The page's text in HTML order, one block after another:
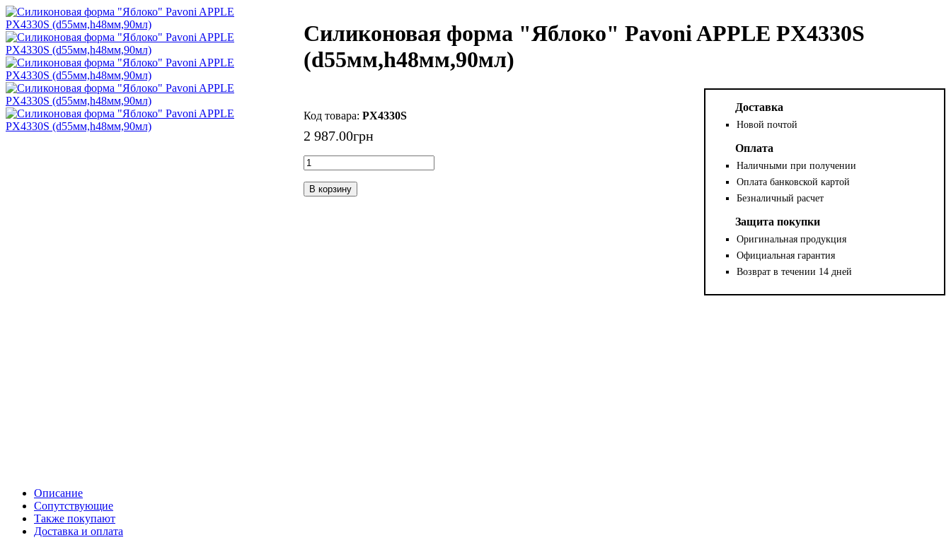
Силиконовая форма "Яблоко" Pavoni APPLE PX4330S
(d55мм,h48мм,90мл)
PX4330S
2 987.00грн
В корзину
Доставка
Новой почтой
Оплата
Наличными при получении
Оплата банковской картой
Безналичный расчет
Защита покупки
Оригинальная продукция
Официальная гарантия
Возврат в течении 14 дней
Описание
Сопутствующие
Также покупают
Доставка и оплата